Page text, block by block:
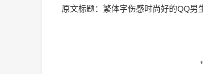
原文标题：繁体字伤感时尚好的QQ